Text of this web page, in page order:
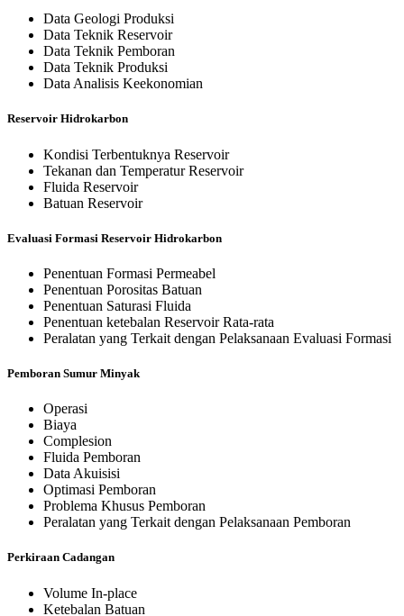
Data Geologi Produksi
Data Teknik Reservoir
Data Teknik Pemboran
Data Teknik Produksi
Data Analisis Keekonomian
Reservoir Hidrokarbon
Kondisi Terbentuknya Reservoir
Tekanan dan Temperatur Reservoir
Fluida Reservoir
Batuan Reservoir
Evaluasi Formasi Reservoir Hidrokarbon
Penentuan Formasi Permeabel
Penentuan Porositas Batuan
Penentuan Saturasi Fluida
Penentuan ketebalan Reservoir Rata-rata
Peralatan yang Terkait dengan Pelaksanaan Evaluasi Formasi
Pemboran Sumur Minyak
Operasi
Biaya
Complesion
Fluida Pemboran
Data Akuisisi
Optimasi Pemboran
Problema Khusus Pemboran
Peralatan yang Terkait dengan Pelaksanaan Pemboran
Perkiraan Cadangan
Volume In-place
Ketebalan Batuan